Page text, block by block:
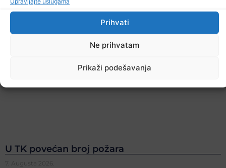
Prihvati
Ne prihvatam
Prikaži podešavanja
U TK povećan broj požara
7. Augusta 2026.